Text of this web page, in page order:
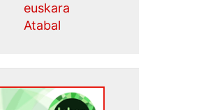
euskara
Atabal